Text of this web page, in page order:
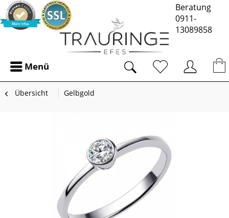
Beratung
0911-
13089858
Menü
Übersicht Gelbgold